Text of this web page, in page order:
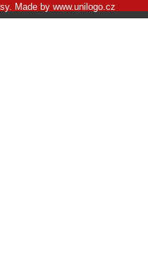
Made by www.unilogo.cz